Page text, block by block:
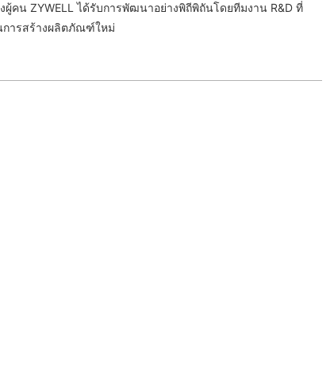
ผู้คน ZYWELL ได้รับการพัฒนาอย่างพิถีพิถันโดยทีมงาน R&D ที่
การสร้างผลิตภัณฑ์ใหม่